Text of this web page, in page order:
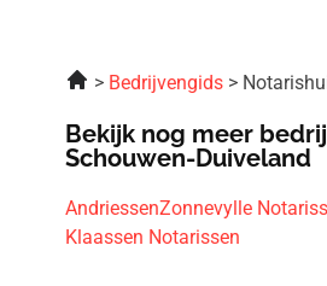
Bedrijvengids
Bekijk nog meer
Schouwen-Duiveland
AndriessenZonnevylle
Klaassen Notarissen